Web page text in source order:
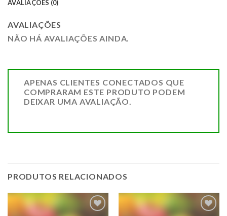
AVALIAÇÕES (0)
AVALIAÇÕES
NÃO HÁ AVALIAÇÕES AINDA.
APENAS CLIENTES CONECTADOS QUE
COMPRARAM ESTE PRODUTO PODEM
DEIXAR UMA AVALIAÇÃO.
PRODUTOS RELACIONADOS